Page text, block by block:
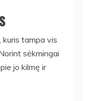
kuris tampa vis
sėkmingai
jo kilmę ir